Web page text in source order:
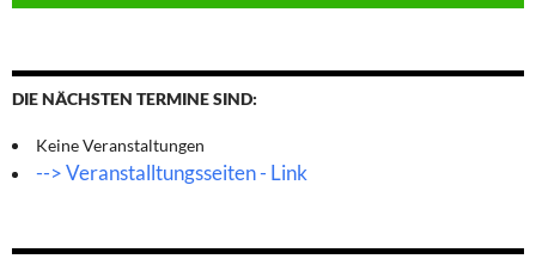
DIE NÄCHSTEN TERMINE SIND:
Keine Veranstaltungen
--> Veranstalltungsseiten - Link